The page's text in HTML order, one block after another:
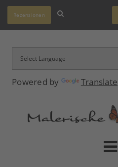
Powered by Translate
Rezensionen